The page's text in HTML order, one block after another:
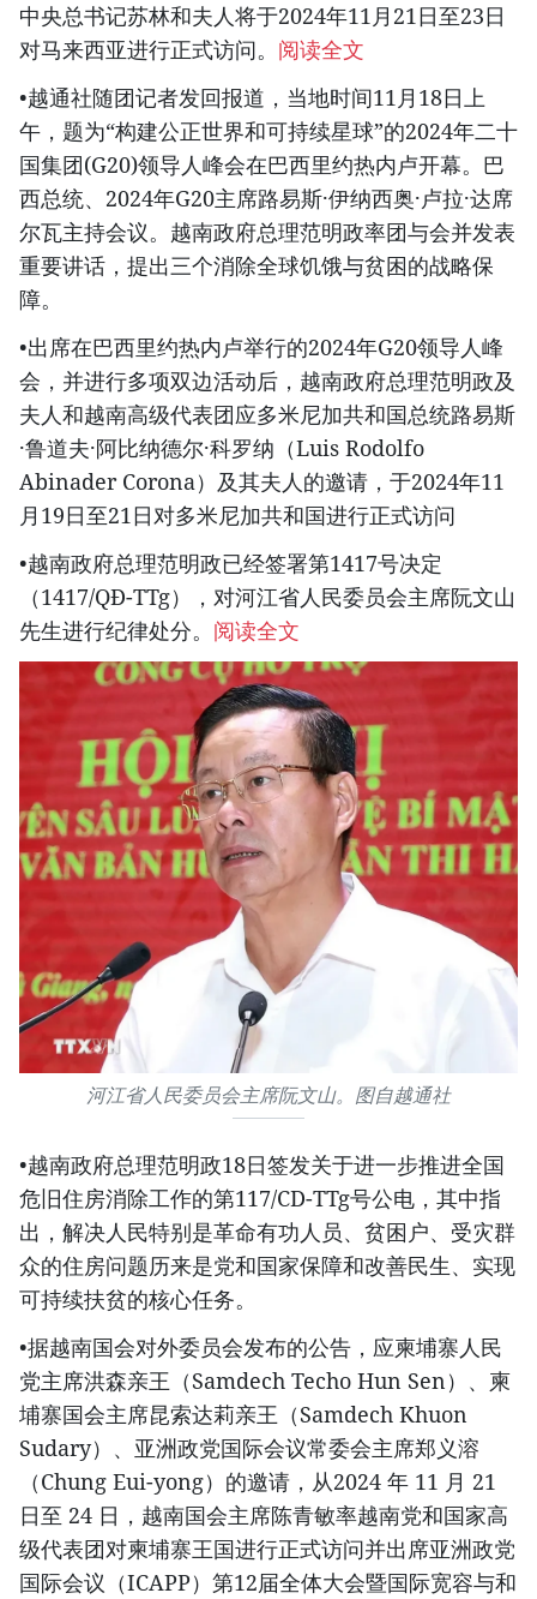
中央总书记苏林和夫人将于2024年11月21日至23日
对马来西亚进行正式访问。 阅读全文
•越通社随团记者发回报道，当地时间11月18日上
午，题为“构建公正世界和可持续星球”的2024年二十
国集团(G20)领导人峰会在巴西里约热内卢开幕。巴
西总统、2024年G20主席路易斯·伊纳西奥·卢拉·达席
尔瓦主持会议。越南政府总理范明政率团与会并发表
重要讲话，提出三个消除全球饥饿与贫困的战略保
障。
•出席在巴西里约热内卢举行的2024年G20领导人峰
会，并进行多项双边活动后，越南政府总理范明政及
夫人和越南高级代表团应多米尼加共和国总统路易斯
·鲁道夫·阿比纳德尔·科罗纳（Luis Rodolfo
Abinader Corona）及其夫人的邀请，于2024年11
月19日至21日对多米尼加共和国进行正式访问
•越南政府总理范明政已经签署第1417号决定
（1417/QĐ-TTg），对河江省人民委员会主席阮文山
先生进行纪律处分。 阅读全文
河江省人民委员会主席阮文山。图自越通社
•越南政府总理范明政18日签发关于进一步推进全国
危旧住房消除工作的第117/CD-TTg号公电，其中指
出，解决人民特别是革命有功人员、贫困户、受灾群
众的住房问题历来是党和国家保障和改善民生、实现
可持续扶贫的核心任务。
•据越南国会对外委员会发布的公告，应柬埔寨人民
党主席洪森亲王（Samdech Techo Hun Sen）、柬
埔寨国会主席昆索达莉亲王（Samdech Khuon
Sudary）、亚洲政党国际会议常委会主席郑义溶
（Chung Eui-yong）的邀请，从2024 年 11 月 21
日至 24 日，越南国会主席陈青敏率越南党和国家高
级代表团对柬埔寨王国进行正式访问并出席亚洲政党
国际会议（ICAPP）第12届全体大会暨国际宽容与和